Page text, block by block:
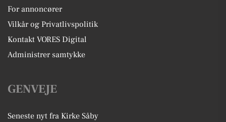
For annoncører
Vilkår og Privatlivspolitik
Kontakt VORES Digital
Administrer samtykke
GENVEJE
Seneste nyt fra Kirke Såby